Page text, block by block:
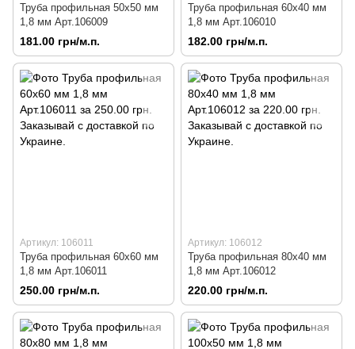
Труба профильная 50х50 мм
1,8 мм Арт.106009
181.00 грн/м.п.
Труба профильная 60х40 мм
1,8 мм Арт.106010
182.00 грн/м.п.
Артикул: 106011
Труба профильная 60х60 мм
1,8 мм Арт.106011
250.00 грн/м.п.
Артикул: 106012
Труба профильная 80х40 мм
1,8 мм Арт.106012
220.00 грн/м.п.